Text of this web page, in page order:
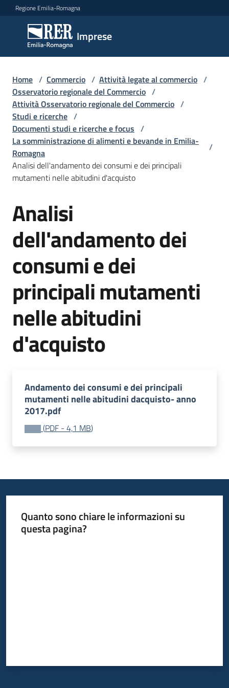
Vai al contenuto
Vai alla navigazione
Vai al footer
Regione Emilia-Romagna
Imprese
Imprese
Argomenti
Novità
Servizi
Bandi
Programmi
Seguici
Home / Commercio / Attività legate al commercio /
Osservatorio regionale del Commercio /
Attività Osservatorio regionale del Commercio /
Studi e ricerche /
Documenti studi e ricerche e focus /
La somministrazione di alimenti e bevande in Emilia-
Romagna
/
Analisi dell'andamento dei consumi e dei principali
mutamenti nelle abitudini d'acquisto
Analisi
dell'andamento dei
consumi e dei
principali mutamenti
nelle abitudini
d'acquisto
Andamento dei consumi e dei principali
mutamenti nelle abitudini dacquisto- anno
2017.pdf
(PDF - 4,1 MB)
Quanto sono chiare le informazioni su
questa pagina?